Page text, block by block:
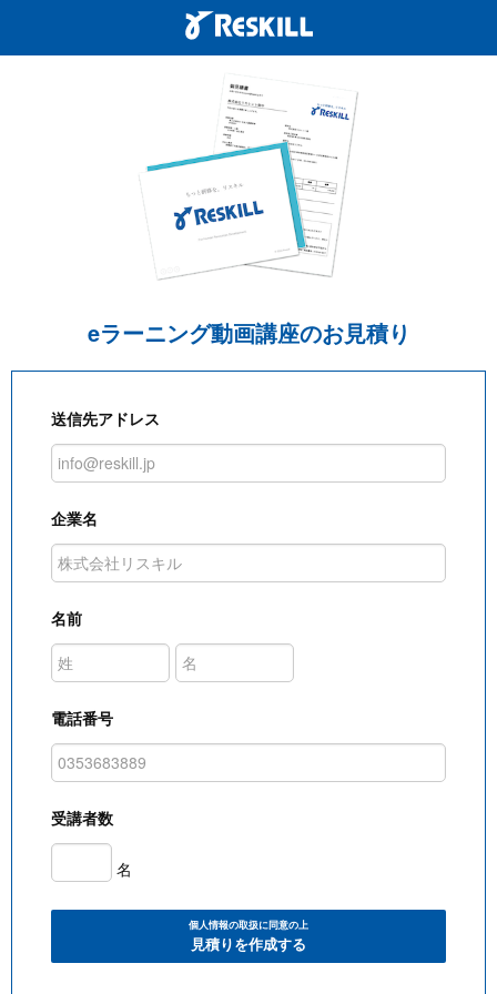
eラーニング動画講座のお見積り
送信先アドレス
企業名
名前
電話番号
受講者数
名
個人情報の取扱に同意の上
見積りを作成する